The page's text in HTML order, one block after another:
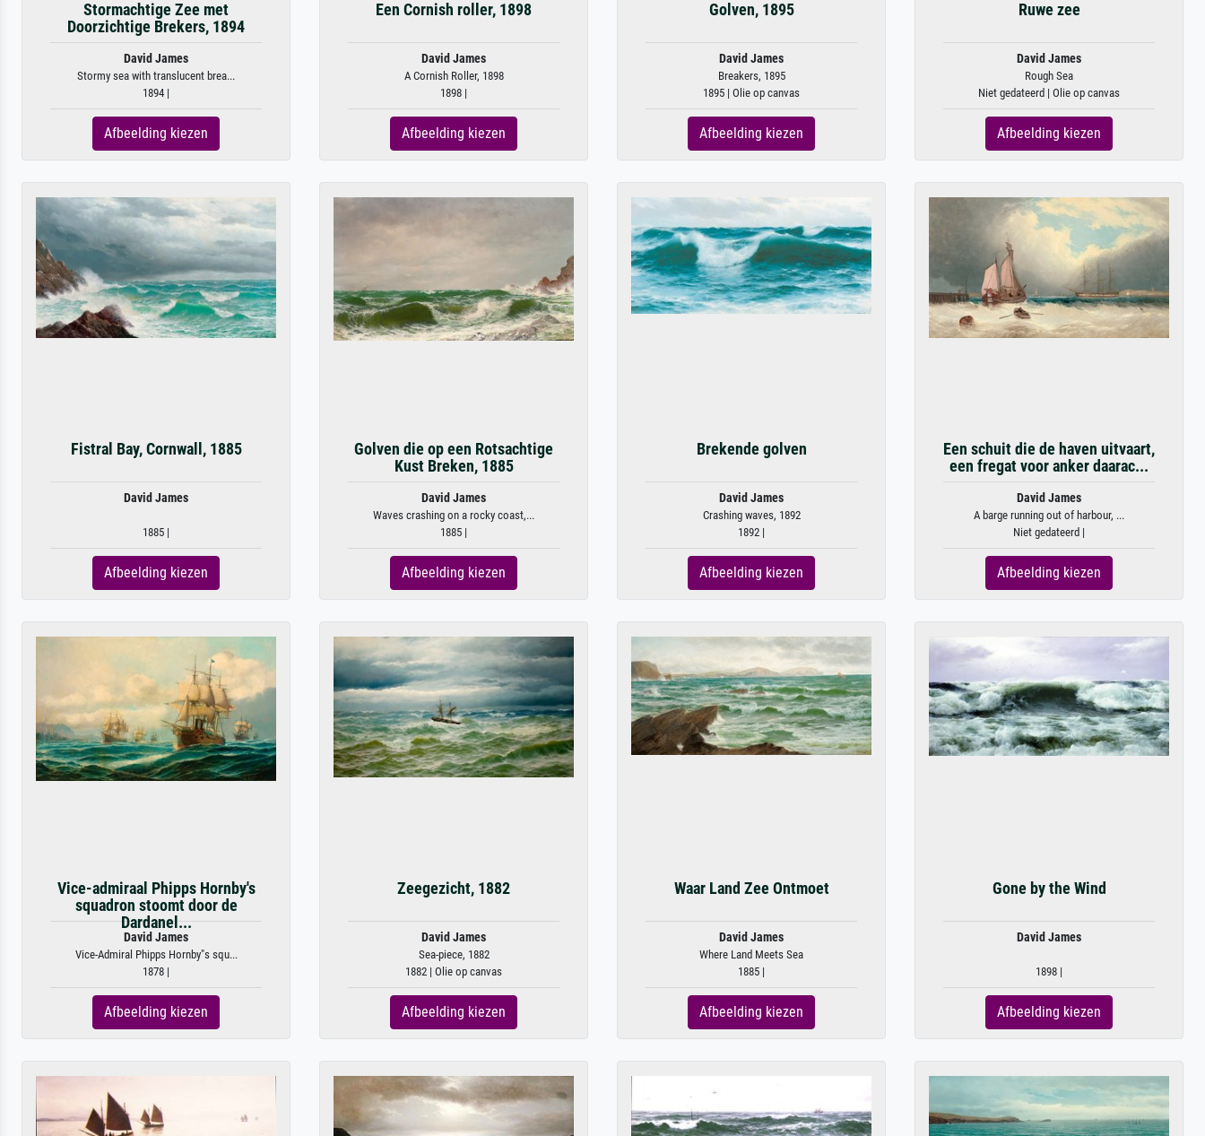
Stormachtige Zee met
Doorzichtige Brekers, 1894
David James
Stormy sea with translucent brea...
1894 |
Afbeelding kiezen
Een Cornish roller, 1898
David James
A Cornish Roller, 1898
1898 |
Afbeelding kiezen
Golven, 1895
David James
Breakers, 1895
1895 | Olie op canvas
Afbeelding kiezen
Ruwe zee
David James
Rough Sea
Niet gedateerd | Olie op canvas
Afbeelding kiezen
Fistral Bay, Cornwall, 1885
David James
1885 |
Afbeelding kiezen
Golven die op een Rotsachtige
Kust Breken, 1885
David James
Waves crashing on a rocky coast,...
1885 |
Afbeelding kiezen
Brekende golven
David James
Crashing waves, 1892
1892 |
Afbeelding kiezen
Een schuit die de haven uitvaart,
een fregat voor anker daarac...
David James
A barge running out of harbour, ...
Niet gedateerd |
Afbeelding kiezen
Vice-admiraal Phipps Hornby's
squadron stoomt door de
Dardanel...
David James
Vice-Admiral Phipps Hornby"s squ...
1878 |
Afbeelding kiezen
Zeegezicht, 1882
David James
Sea-piece, 1882
1882 | Olie op canvas
Afbeelding kiezen
Waar Land Zee Ontmoet
David James
Where Land Meets Sea
1885 |
Afbeelding kiezen
Gone by the Wind
David James
1898 |
Afbeelding kiezen